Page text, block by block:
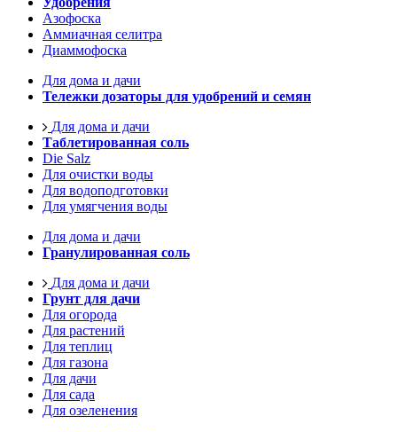
Азофоска
Аммиачная селитра
Диаммофоска
Для дома и дачи
Тележки дозаторы для удобрений и семян
Для дома и дачи
Таблетированная соль
Die Salz
Для очистки воды
Для водоподготовки
Для умягчения воды
Для дома и дачи
Гранулированная соль
Для дома и дачи
Грунт для дачи
Для огорода
Для растений
Для теплиц
Для газона
Для дачи
Для сада
Для озеленения